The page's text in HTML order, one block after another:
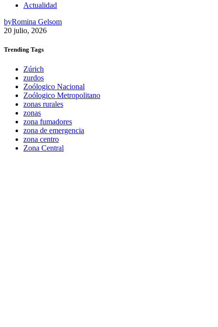
Actualidad
byRomina Gelsom
20 julio, 2026
Trending Tags
Zúrich
zurdos
Zoólogico Nacional
Zoólogico Metropolitano
zonas rurales
zonas
zona fumadores
zona de emergencia
zona centro
Zona Central